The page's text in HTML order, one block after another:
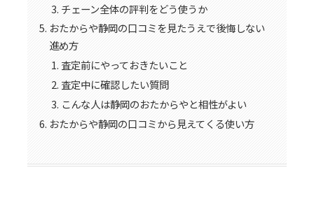
チェーン全体の評判をどう使うか
おたからや静岡の口コミを見たうえで後悔しない
進め方
査定前にやっておきたいこと
査定中に確認したい質問
こんな人は静岡のおたからやと相性がよい
おたからや静岡の口コミから見えてくる使い方